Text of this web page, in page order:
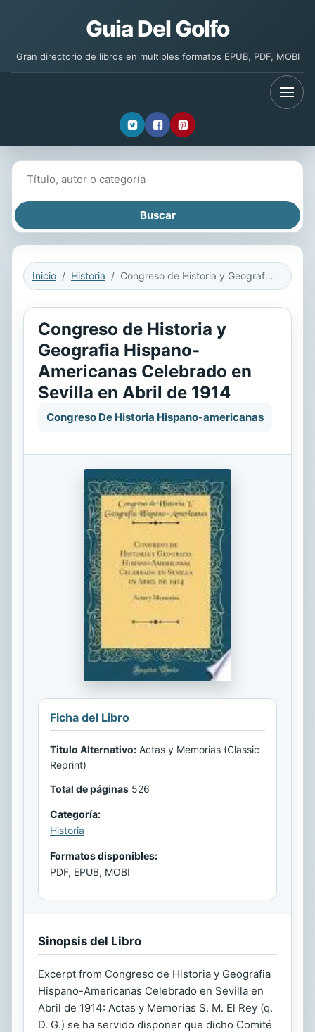
Guia Del Golfo
Gran directorio de libros en multiples formatos EPUB, PDF, MOBI
Inicio Historia Congreso de Historia y Geografia Hispano-Americanas Celebrado en Sevilla en Abril de 1914
Congreso de Historia y
Geografia Hispano-
Americanas Celebrado en
Sevilla en Abril de 1914
Congreso De Historia Hispano-americanas
Ficha del Libro
Titulo Alternativo: Actas y Memorias (Classic
Reprint)
Total de páginas 526
Categoría:
Historia
Formatos disponibles:
PDF, EPUB, MOBI
Sinopsis del Libro
Excerpt from Congreso de Historia y Geografia
Hispano-Americanas Celebrado en Sevilla en
Abril de 1914: Actas y Memorias S. M. El Rey (q.
D. G.) se ha servido disponer que dicho Comité